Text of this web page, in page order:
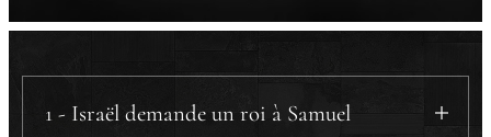
1 - Israël demande un roi à Samuel